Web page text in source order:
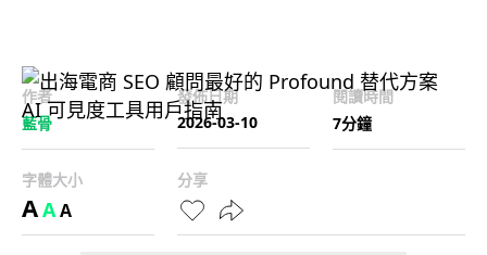
作者
藍骨
發佈日期
2026-03-10
閱讀時間
7分鐘
字體大小
AAA
分享